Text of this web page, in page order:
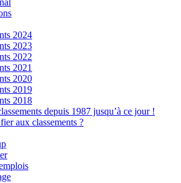
2024
2023
2022
2021
2020
2019
2018
depuis 1987 jusqu’à ce jour !
aux classements ?